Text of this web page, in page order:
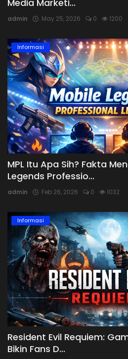
Media Marketi...
admin May 25, 2026 0 1200
Informasi
MPL Itu Apa Sih? Fakta
Legends Professio...
admin Feb 26, 2026 0 1032
Informasi
Resident Evil Requiem:
Bikin Fans D...